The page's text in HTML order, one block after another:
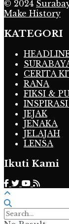
© 2024
Make History
KATEGORI
CERITA
RANA
FIKSI &
JEJAK
JENAKA
JELAJAH
LENSA
Ikuti Kami